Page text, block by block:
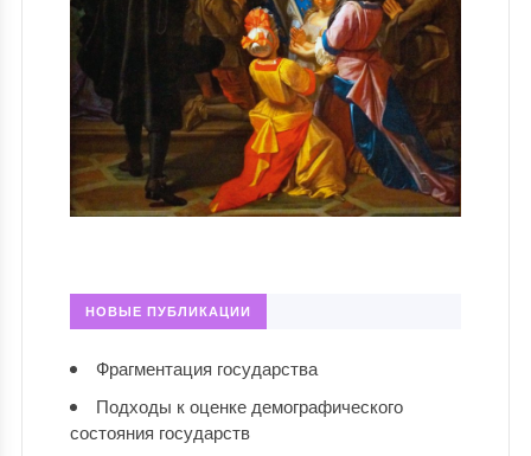
НОВЫЕ ПУБЛИКАЦИИ
Фрагментация государства
Подходы к оценке демографического
состояния государств